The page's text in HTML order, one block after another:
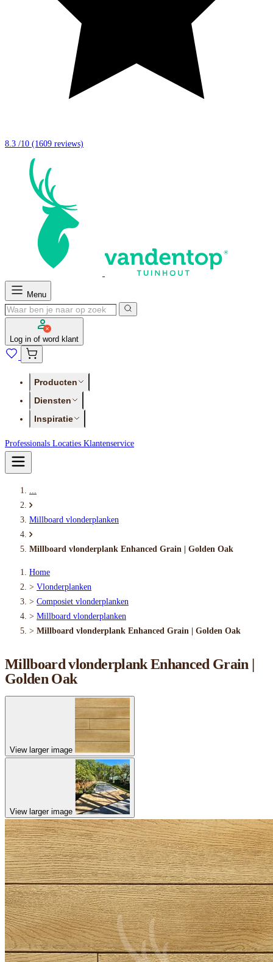
8.3 /10 (1609 reviews)
Menu
Log in of word klant
Producten
Diensten
Inspiratie
Professionals Locaties Klantenservice
...
Millboard vlonderplanken
Millboard vlonderplank Enhanced Grain | Golden Oak
Home
> Vlonderplanken
> Composiet vlonderplanken
> Millboard vlonderplanken
> Millboard vlonderplank Enhanced Grain | Golden Oak
Millboard vlonderplank Enhanced Grain |
Golden Oak
View larger image
View larger image